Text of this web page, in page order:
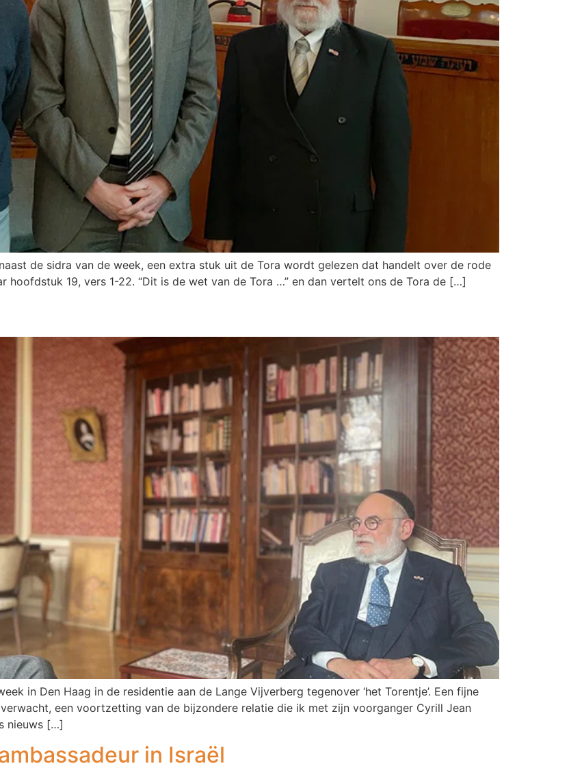
de sidra van de week, een extra stuk uit de Tora wordt gelezen dat handelt over de rode
hoofdstuk 19, vers 1-22. “Dit is de wet van de Tora …” en dan vertelt ons de Tora de […]
in Den Haag in de residentie aan de Lange Vijverberg tegenover ‘het Torentje’. Een fijne
een voortzetting van de bijzondere relatie die ik met zijn voorganger Cyrill Jean
nieuws […]
in Israël